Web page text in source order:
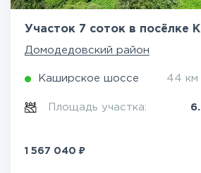
Участок 7 соток в посёлке
Домодедовский район
Каширское шоссе 44 км
Площадь участка:
1 567 040 ₽